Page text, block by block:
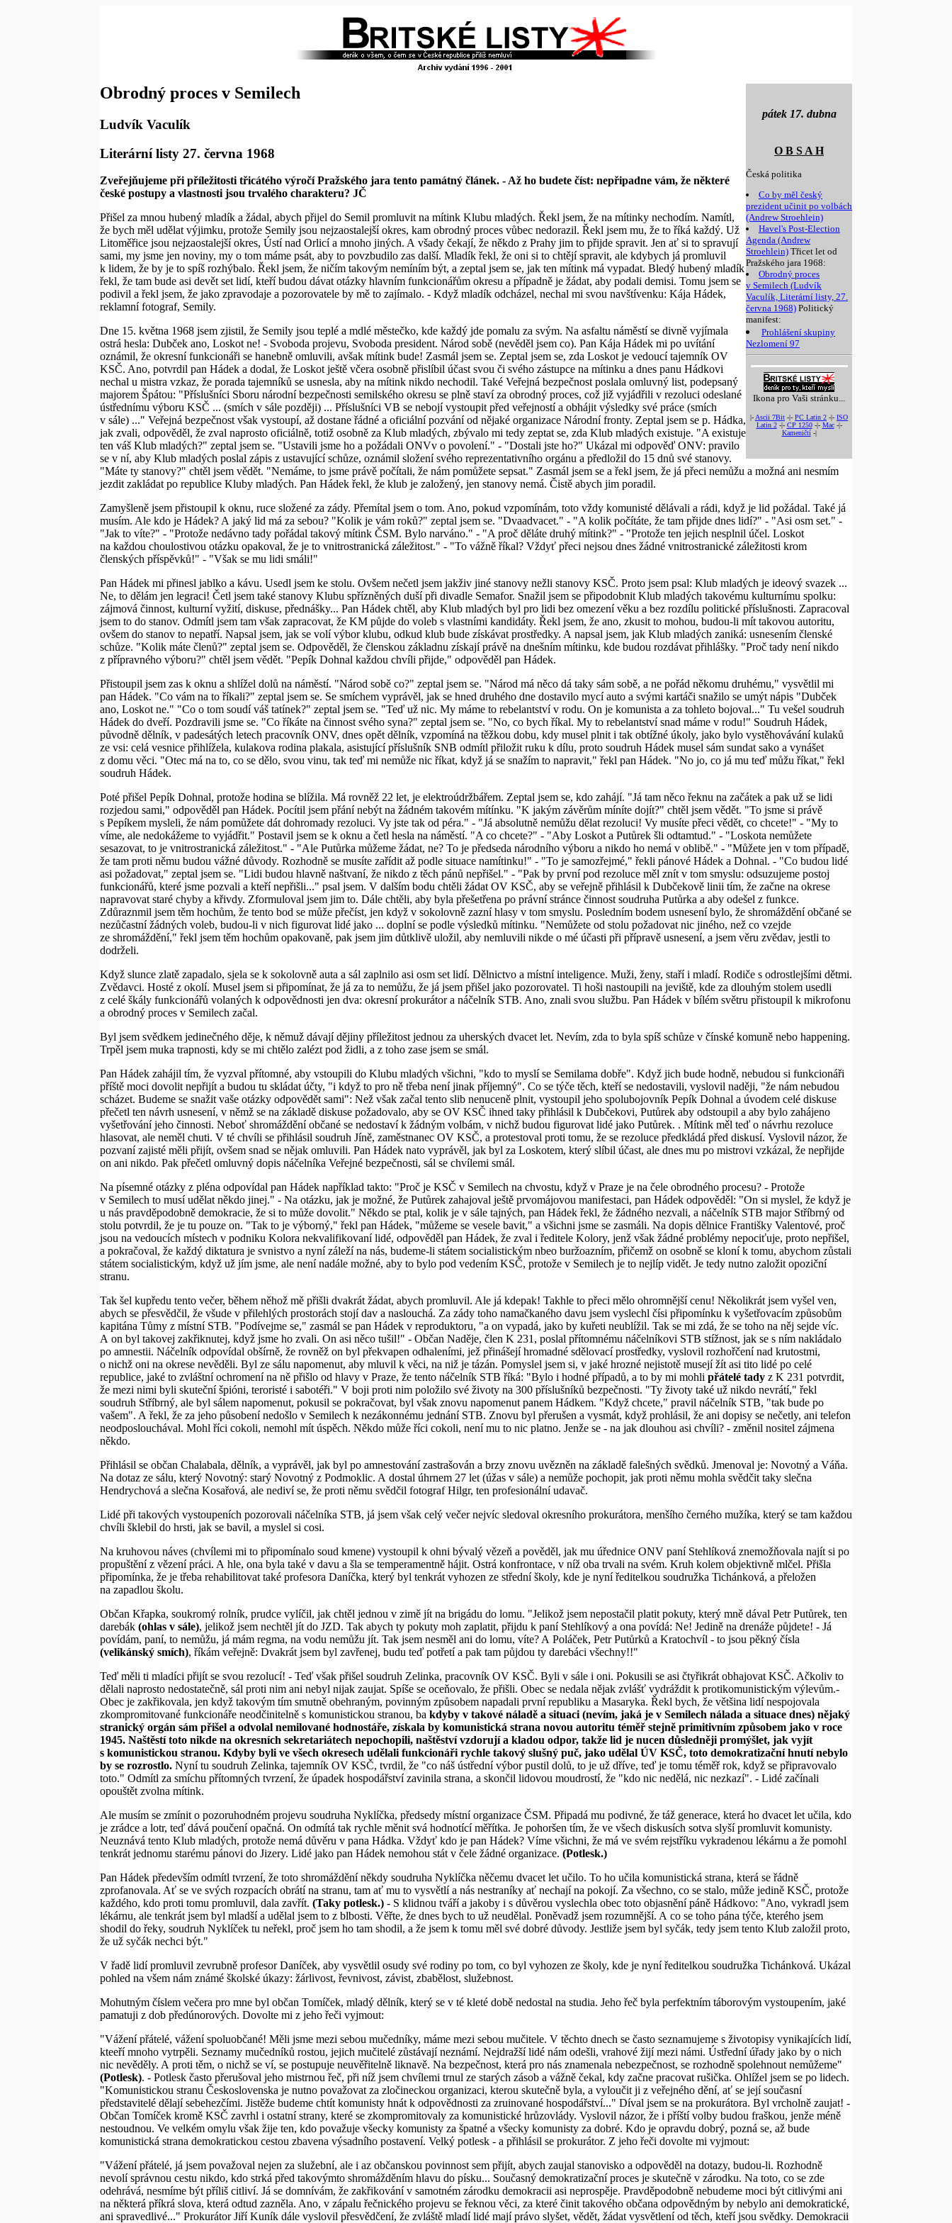
pátek 17. dubna
O B S A H
Česká politika
Co by měl český
prezident učinit po volbách
(Andrew Stroehlein)
Havel's Post-Election
Agenda (Andrew
Stroehlein) Třicet let od
Pražského jara 1968:
Obrodný proces
v Semilech (Ludvík
Vaculík, Literární listy, 27.
června 1968) Politický
manifest:
Prohlášení skupiny
Nezlomení 97
Ikona pro Vaši stránku...
|- Ascii 7Bit -|- PC Latin 2 -|- ISO
Latin 2-|- CP 1250-|- Mac-|-
Kameničtí-|
Obrodný proces v Semilech
Ludvík Vaculík
Literární listy 27. června 1968
Zveřejňujeme při příležitosti třicátého výročí Pražského jara tento památný článek. - Až ho budete číst: nepřipadne vám, že některé
české postupy a vlastnosti jsou trvalého charakteru? JČ
Přišel za mnou hubený mladík a žádal, abych přijel do Semil promluvit na mítink Klubu mladých. Řekl jsem, že na mítinky nechodím. Namítl,
že bych měl udělat výjimku, protože Semily jsou nejzaostalejší okres, kam obrodný proces vůbec nedorazil. Řekl jsem mu, že to říká každý. Už
Litoměřice jsou nejzaostalejší okres, Ústí nad Orlicí a mnoho jiných. A všady čekají, že někdo z Prahy jim to přijde spravit. Jen ať si to spravují
sami, my jsme jen noviny, my o tom máme psát, aby to povzbudilo zas další. Mladík řekl, že oni si to chtějí spravit, ale kdybych já promluvil
k lidem, že by je to spíš rozhýbalo. Řekl jsem, že ničím takovým nemíním být, a zeptal jsem se, jak ten mítink má vypadat. Bledý hubený mladík
řekl, že tam bude asi devět set lidí, kteří budou dávat otázky hlavním funkcionářům okresu a případně je žádat, aby podali demisi. Tomu jsem se
podivil a řekl jsem, že jako zpravodaje a pozorovatele by mě to zajímalo. - Když mladík odcházel, nechal mi svou navštívenku: Kája Hádek,
reklamní fotograf, Semily.
Dne 15. května 1968 jsem zjistil, že Semily jsou teplé a mdlé městečko, kde každý jde pomalu za svým. Na asfaltu náměstí se divně vyjímala
ostrá hesla: Dubček ano, Loskot ne! - Svoboda projevu, Svoboda president. Národ sobě (nevěděl jsem co). Pan Kája Hádek mi po uvítání
oznámil, že okresní funkcionáři se hanebně omluvili, avšak mítink bude! Zasmál jsem se. Zeptal jsem se, zda Loskot je vedoucí tajemník OV
KSČ. Ano, potvrdil pan Hádek a dodal, že Loskot ještě včera osobně přislíbil účast svou či svého zástupce na mítinku a dnes panu Hádkovi
nechal u mistra vzkaz, že porada tajemníků se usnesla, aby na mítink nikdo nechodil. Také Veřejná bezpečnost poslala omluvný list, podepsaný
majorem Špátou: "Příslušníci Sboru národní bezpečnosti semilského okresu se plně staví za obrodný proces, což již vyjádřili v rezoluci odeslané
ústřednímu výboru KSČ ... (smích v sále později) ... Příslušníci VB se nebojí vystoupit před veřejností a obhájit výsledky své práce (smích
v sále) ..." Veřejná bezpečnost však vystoupí, až dostane řádné a oficiální pozvání od nějaké organizace Národní fronty. Zeptal jsem se p. Hádka,
jak zvali, odpověděl, že zval naprosto oficiálně, totiž osobně za Klub mladých, zbývalo mi tedy zeptat se, zda Klub mladých existuje. "A existuje
ten váš Klub mladých?" zeptal jsem se. "Ustavili jsme ho a požádali ONVv o povolení." - "Dostali jste ho?" Ukázal mi odpověď ONV: pravilo
se v ní, aby Klub mladých poslal zápis z ustavující schůze, oznámil složení svého reprezentativního orgánu a předložil do 15 dnů své stanovy.
"Máte ty stanovy?" chtěl jsem vědět. "Nemáme, to jsme právě počítali, že nám pomůžete sepsat." Zasmál jsem se a řekl jsem, že já přeci nemůžu a možná ani nesmím
jezdit zakládat po republice Kluby mladých. Pan Hádek řekl, že klub je založený, jen stanovy nemá. Čistě abych jim poradil.
Zamyšleně jsem přistoupil k oknu, ruce složené za zády. Přemítal jsem o tom. Ano, pokud vzpomínám, toto vždy komunisté dělávali a rádi, když je lid požádal. Také já
musím. Ale kdo je Hádek? A jaký lid má za sebou? "Kolik je vám roků?" zeptal jsem se. "Dvaadvacet." - "A kolik počítáte, že tam přijde dnes lidí?" - "Asi osm set." -
"Jak to víte?" - "Protože nedávno tady pořádal takový mítink ČSM. Bylo narváno." - "A proč děláte druhý mítink?" - "Protože ten jejich nesplnil účel. Loskot
na každou choulostivou otázku opakoval, že je to vnitrostranická záležitost." - "To vážně říkal? Vždyť přeci nejsou dnes žádné vnitrostranické záležitosti krom
členských příspěvků!" - "Však se mu lidi smáli!"
Pan Hádek mi přinesl jablko a kávu. Usedl jsem ke stolu. Ovšem nečetl jsem jakživ jiné stanovy nežli stanovy KSČ. Proto jsem psal: Klub mladých je ideový svazek ...
Ne, to dělám jen legraci! Četl jsem také stanovy Klubu spřízněných duší při divadle Semafor. Snažil jsem se připodobnit Klub mladých takovému kulturnímu spolku:
zájmová činnost, kulturní vyžití, diskuse, přednášky... Pan Hádek chtěl, aby Klub mladých byl pro lidi bez omezení věku a bez rozdílu politické příslušnosti. Zapracoval
jsem to do stanov. Odmítl jsem tam však zapracovat, že KM půjde do voleb s vlastními kandidáty. Řekl jsem, že ano, zkusit to mohou, budou-li mít takovou autoritu,
ovšem do stanov to nepatří. Napsal jsem, jak se volí výbor klubu, odkud klub bude získávat prostředky. A napsal jsem, jak Klub mladých zaniká: usnesením členské
schůze. "Kolik máte členů?" zeptal jsem se. Odpověděl, že členskou základnu získají právě na dnešním mítinku, kde budou rozdávat přihlášky. "Proč tady není nikdo
z přípravného výboru?" chtěl jsem vědět. "Pepík Dohnal každou chvíli přijde," odpověděl pan Hádek.
Přistoupil jsem zas k oknu a shlížel dolů na náměstí. "Národ sobě co?" zeptal jsem se. "Národ má něco dá taky sám sobě, a ne pořád někomu druhému," vysvětlil mi
pan Hádek. "Co vám na to říkali?" zeptal jsem se. Se smíchem vyprávěl, jak se hned druhého dne dostavilo mycí auto a svými kartáči snažilo se umýt nápis "Dubček
ano, Loskot ne." "Co o tom soudí váš tatínek?" zeptal jsem se. "Teď už nic. My máme to rebelantství v rodu. On je komunista a za tohleto bojoval..." Tu vešel soudruh
Hádek do dveří. Pozdravili jsme se. "Co říkáte na činnost svého syna?" zeptal jsem se. "No, co bych říkal. My to rebelantství snad máme v rodu!" Soudruh Hádek,
původně dělník, v padesátých letech pracovník ONV, dnes opět dělník, vzpomíná na těžkou dobu, kdy musel plnit i tak obtížné úkoly, jako bylo vystěhovávání kulaků
ze vsi: celá vesnice přihlížela, kulakova rodina plakala, asistující příslušník SNB odmítl přiložit ruku k dílu, proto soudruh Hádek musel sám sundat sako a vynášet
z domu věci. "Otec má na to, co se dělo, svou vinu, tak teď mi nemůže nic říkat, když já se snažím to napravit," řekl pan Hádek. "No jo, co já mu teď můžu říkat," řekl
soudruh Hádek.
Poté přišel Pepík Dohnal, protože hodina se blížila. Má rovněž 22 let, je elektroúdržbářem. Zeptal jsem se, kdo zahájí. "Já tam něco řeknu na začátek a pak už se lidi
rozjedou sami," odpověděl pan Hádek. Pocítil jsem přání nebýt na žádném takovém mítínku. "K jakým závěrům míníte dojít?" chtěl jsem vědět. "To jsme si právě
s Pepíkem mysleli, že nám pomůžete dát dohromady rezoluci. Vy jste tak od péra." - "Já absolutně nemůžu dělat rezoluci! Vy musíte přeci vědět, co chcete!" - "My to
víme, ale nedokážeme to vyjádřit." Postavil jsem se k oknu a četl hesla na náměstí. "A co chcete?" - "Aby Loskot a Putůrek šli odtamtud." - "Loskota nemůžete
sesazovat, to je vnitrostranická záležitost." - "Ale Putůrka můžeme žádat, ne? To je předseda národního výboru a nikdo ho nemá v oblibě." - "Můžete jen v tom případě,
že tam proti němu budou vážné důvody. Rozhodně se musíte zařídit až podle situace namítinku!" - "To je samozřejmé," řekli pánové Hádek a Dohnal. - "Co budou lidé
asi požadovat," zeptal jsem se. "Lidi budou hlavně naštvaní, že nikdo z těch pánů nepřišel." - "Pak by první pod rezoluce měl znít v tom smyslu: odsuzujeme postoj
funkcionářů, které jsme pozvali a kteří nepřišli..." psal jsem. V dalším bodu chtěli žádat OV KSČ, aby se veřejně přihlásil k Dubčekově linii tím, že začne na okrese
napravovat staré chyby a křivdy. Zformuloval jsem jim to. Dále chtěli, aby byla přešetřena po právní stránce činnost soudruha Putůrka a aby odešel z funkce.
Zdůraznmil jsem těm hochům, že tento bod se může přečíst, jen když v sokolovně zazní hlasy v tom smyslu. Posledním bodem usnesení bylo, že shromáždění občané se
nezůčastní žádných voleb, budou-li v nich figurovat lidé jako ... doplní se podle výsledků mítinku. "Nemůžete od stolu požadovat nic jiného, než co vzejde
ze shromáždění," řekl jsem těm hochům opakovaně, pak jsem jim důtklivě uložil, aby nemluvili nikde o mé účasti při přípravě usnesení, a jsem věru zvědav, jestli to
dodrželi.
Když slunce zlatě zapadalo, sjela se k sokolovně auta a sál zaplnilo asi osm set lidí. Dělnictvo a místní inteligence. Muži, ženy, staří i mladí. Rodiče s odrostlejšími dětmi.
Zvědavci. Hosté z okolí. Musel jsem si připomínat, že já za to nemůžu, že já jsem přišel jako pozorovatel. Ti hoši nastoupili na jeviště, kde za dlouhým stolem usedli
z celé škály funkcionářů volaných k odpovědnosti jen dva: okresní prokurátor a náčelník STB. Ano, znali svou službu. Pan Hádek v bílém světru přistoupil k mikrofonu
a obrodný proces v Semilech začal.
Byl jsem svědkem jedinečného děje, k němuž dávají dějiny příležitost jednou za uherských dvacet let. Nevím, zda to byla spíš schůze v čínské komuně nebo happening.
Trpěl jsem muka trapnosti, kdy se mi chtělo zalézt pod židli, a z toho zase jsem se smál.
Pan Hádek zahájil tím, že vyzval přítomné, aby vstoupili do Klubu mladých všichni, "kdo to myslí se Semilama dobře". Když jich bude hodně, nebudou si funkcionáři
příště moci dovolit nepřijít a budou tu skládat účty, "i když to pro ně třeba není jinak příjemný". Co se týče těch, kteří se nedostavili, vyslovil naději, "že nám nebudou
scházet. Budeme se snažit vaše otázky odpovědět sami": Než však začal tento slib nenuceně plnit, vystoupil jeho spolubojovník Pepík Dohnal a úvodem celé diskuse
přečetl ten návrh usnesení, v němž se na základě diskuse požadovalo, aby se OV KSČ ihned taky přihlásil k Dubčekovi, Putůrek aby odstoupil a aby bylo zahájeno
vyšetřování jeho činnosti. Neboť shromáždění občané se nedostaví k žádným volbám, v nichž budou figurovat lidé jako Putůrek. . Mítink měl teď o návrhu rezoluce
hlasovat, ale neměl chuti. V té chvíli se přihlásil soudruh Jíně, zaměstnanec OV KSČ, a protestoval proti tomu, že se rezoluce předkládá před diskusí. Vyslovil názor, že
pozvaní zajisté měli přijít, ovšem snad se nějak omluvili. Pan Hádek nato vyprávěl, jak byl za Loskotem, který slíbil účast, ale dnes mu po mistrovi vzkázal, že nepřijde
on ani nikdo. Pak přečetl omluvný dopis náčelníka Veřejné bezpečnosti, sál se chvílemi smál.
Na písemné otázky z pléna odpovídal pan Hádek například takto: "Proč je KSČ v Semilech na chvostu, když v Praze je na čele obrodného procesu? - Protože
v Semilech to musí udělat někdo jinej." - Na otázku, jak je možné, že Putůrek zahajoval ještě prvomájovou manifestaci, pan Hádek odpověděl: "On si myslel, že když je
u nás pravděpodobně demokracie, že si to může dovolit." Někdo se ptal, kolik je v sále tajných, pan Hádek řekl, že žádného nezvali, a náčelník STB major Stříbrný od
stolu potvrdil, že je tu pouze on. "Tak to je výborný," řekl pan Hádek, "můžeme se vesele bavit," a všichni jsme se zasmáli. Na dopis dělnice Františky Valentové, proč
jsou na vedoucích místech v podniku Kolora nekvalifikovaní lidé, odpověděl pan Hádek, že zval i ředitele Kolory, jenž však žádné problémy nepociťuje, proto nepřišel,
a pokračoval, že každý diktatura je svnistvo a nyní záleží na nás, budeme-li státem socialistickým nbeo buržoazním, přičemž on osobně se kloní k tomu, abychom zůstali
státem socialistickým, když už jím jsme, ale není nadále možné, aby to bylo pod vedením KSČ, protože v Semilech je to nejlíp vidět. Je tedy nutno založit opoziční
stranu.
Tak šel kupředu tento večer, během něhož mě přišli dvakrát žádat, abych promluvil. Ale já kdepak! Takhle to přeci mělo ohromnější cenu! Několikrát jsem vyšel ven,
abych se přesvědčil, že všude v přilehlých prostorách stojí dav a naslouchá. Za zády toho namačkaného davu jsem vyslechl čísi připomínku k vyšetřovacím způsobům
kapitána Tůmy z místní STB. "Podívejme se," zasmál se pan Hádek v reproduktoru, "a on vypadá, jako by kuřeti neublížil. Tak se mi zdá, že se toho na něj sejde víc.
A on byl takovej zakřiknutej, když jsme ho zvali. On asi něco tušil!" - Občan Naděje, člen K 231, poslal přítomnému náčelníkovi STB stížnost, jak se s ním nakládalo
po amnestii. Náčelník odpovídal obšírně, že rovněž on byl překvapen odhaleními, jež přinášejí hromadné sdělovací prostředky, vyslovil rozhořčení nad krutostmi,
o nichž oni na okrese nevěděli. Byl ze sálu napomenut, aby mluvil k věci, na niž je tázán. Pomyslel jsem si, v jaké hrozné nejistotě musejí žít asi tito lidé po celé
republice, jaké to zvláštní ochromení na ně přišlo od hlavy v Praze, že tento náčelník STB říká: "Bylo i hodné případů, a to by mi mohli přátelé tady z K 231 potvrdit,
že mezi nimi byli skuteční špióni, teroristé i sabotéři." V boji proti nim položilo své životy na 300 příslušníků bezpečnosti. "Ty životy také už nikdo nevrátí," řekl
soudruh Stříbrný, ale byl sálem napomenut, pokusil se pokračovat, byl však znovu napomenut panem Hádkem. "Když chcete," pravil náčelník STB, "tak bude po
vašem". A řekl, že za jeho působení nedošlo v Semilech k nezákonnému jednání STB. Znovu byl přerušen a vysmát, když prohlásil, že ani dopisy se nečetly, ani telefon
neodposlouchával. Mohl říci cokoli, nemohl mít úspěch. Někdo může říci cokoli, není mu to nic platno. Jenže se - na jak dlouhou asi chvíli? - změnil nositel zájmena
někdo.
Přihlásil se občan Chalabala, dělník, a vyprávěl, jak byl po amnestování zastrašován a brzy znovu uvězněn na základě falešných svědků. Jmenoval je: Novotný a Váňa.
Na dotaz ze sálu, který Novotný: starý Novotný z Podmoklic. A dostal úhrnem 27 let (úžas v sále) a nemůže pochopit, jak proti němu mohla svědčit taky slečna
Hendrychová a slečna Kosařová, ale nediví se, že proti němu svědčil fotograf Hilgr, ten profesionální udavač.
Lidé při takových vystoupeních pozorovali náčelníka STB, já jsem však celý večer nejvíc sledoval okresního prokurátora, menšího černého mužíka, který se tam každou
chvíli šklebil do hrsti, jak se bavil, a myslel si cosi.
Na kruhovou náves (chvílemi mi to připomínalo soud kmene) vystoupil k ohni bývalý vězeň a pověděl, jak mu úřednice ONV paní Stehlíková znemožňovala najít si po
propuštění z vězení práci. A hle, ona byla také v davu a šla se temperamentně hájit. Ostrá konfrontace, v níž oba trvali na svém. Kruh kolem objektivně mlčel. Přišla
připomínka, že je třeba rehabilitovat také profesora Daníčka, který byl tenkrát vyhozen ze střední školy, kde je nyní ředitelkou soudružka Tichánková, a přeložen
na zapadlou školu.
Občan Křapka, soukromý rolník, prudce vylíčil, jak chtěl jednou v zimě jít na brigádu do lomu. "Jelikož jsem nepostačil platit pokuty, který mně dával Petr Putůrek, ten
darebák (ohlas v sále), jelikož jsem nechtěl jít do JZD. Tak abych ty pokuty moh zaplatit, přijdu k paní Stehlíkový a ona povídá: Ne! Jedině na drenáže půjdete! - Já
povídám, paní, to nemůžu, já mám regma, na vodu nemůžu jít. Tak jsem nesměl ani do lomu, víte? A Poláček, Petr Putůrků a Kratochvíl - to jsou pěkný čísla
(velikánský smích), říkám veřejně: Dvakrát jsem byl zavřenej, budu teď potřetí a pak tam půjdou ty darebáci všechny!!"
Teď měli ti mladíci přijít se svou rezolucí! - Teď však přišel soudruh Zelinka, pracovník OV KSČ. Byli v sále i oni. Pokusili se asi čtyřikrát obhajovat KSČ. Ačkoliv to
dělali naprosto nedostatečně, sál proti nim ani nebyl nijak zaujat. Spíše se oceňovalo, že přišli. Obec se nedala nějak zvlášť vydráždit k protikomunistickým výlevům.-
Obec je zakřikovala, jen když takovým tím smutně obehraným, povinným způsobem napadali první republiku a Masaryka. Řekl bych, že většina lidí nespojovala
zkompromitované funkcionáře neodčinitelně s komunistickou stranou, ba kdyby v takové náladě a situaci (nevím, jaká je v Semilech nálada a situace dnes) nějaký
stranický orgán sám přišel a odvolal nemilované hodnostáře, získala by komunistická strana novou autoritu téměř stejně primitivním způsobem jako v roce
1945. Naštěstí toto nikde na okresních sekretariátech nepochopili, naštěství vzdorují a kladou odpor, takže lid je nucen důsledněji promýšlet, jak vyjít
s komunistickou stranou. Kdyby byli ve všech okresech udělali funkcionáři rychle takový slušný puč, jako udělal ÚV KSČ, toto demokratizační hnutí nebylo
by se rozrostlo. Nyní tu soudruh Zelinka, tajemník OV KSČ, tvrdil, že "co náš ústřední výbor pustil dolů, to je už dříve, teď je tomu téměř rok, když se připravovalo
toto." Odmítl za smíchu přítomných tvrzení, že úpadek hospodářství zavinila strana, a skončil lidovou moudrostí, že "kdo nic nedělá, nic nezkazí". - Lidé začínali
opouštět zvolna mítink.
Ale musím se zmínit o pozoruhodném projevu soudruha Nyklíčka, předsedy místní organizace ČSM. Připadá mu podivné, že táž generace, která ho dvacet let učila, kdo
je zrádce a lotr, teď dává poučení opačná. On odmítá tak rychle měnit svá hodnotící měřítka. Je pohoršen tím, že ve všech diskusích sotva slyší promluvit komunisty.
Neuznává tento Klub mladých, protože nemá důvěru v pana Hádka. Vždyť kdo je pan Hádek? Víme všichni, že má ve svém rejstříku vykradenou lékárnu a že pomohl
tenkrát jednomu starému pánovi do Jizery. Lidé jako pan Hádek nemohou stát v čele žádné organizace. (Potlesk.)
Pan Hádek především odmítl tvrzení, že toto shromáždění někdy soudruha Nyklíčka něčemu dvacet let učilo. To ho učila komunistická strana, která se řádně
zprofanovala. Ať se ve svých rozpacích obrátí na stranu, tam ať mu to vysvětlí a nás nestraníky ať nechají na pokojí. Za všechno, co se stalo, může jedině KSČ, protože
každého, kdo proti tomu promluvil, dala zavřít. (Taky potlesk.) - S klidnou tváří a jakoby i s důvěrou vyslechla obec toto objasnění páně Hádkovo: "Ano, vykradl jsem
lékárnu, ale tenkrát jsem byl mladší a udělal jsem to z blbosti. Věřte, že dnes bych to už neudělal. Poněvadž jsem rozumnější. A co se toho pána týče, kterého jsem
shodil do řeky, soudruh Nyklíček tu neřekl, proč jsem ho tam shodil, a že jsem k tomu měl své dobré důvody. Jestliže jsem byl syčák, tedy jsem tento Klub založil proto,
že už syčák nechci být."
V řadě lidí promluvil zevrubně profesor Daníček, aby vysvětlil osudy své rodiny po tom, co byl vyhozen ze školy, kde je nyní ředitelkou soudružka Tichánková. Ukázal
pohled na všem nám známé školské úkazy: žárlivost, řevnivost, závist, zbabělost, služebnost.
Mohutným číslem večera pro mne byl občan Tomíček, mladý dělník, který se v té kleté době nedostal na studia. Jeho řeč byla perfektním táborovým vystoupením, jaké
pamatuji z dob předúnorových. Dovolte mi z jeho řeči vyjmout:
"Vážení přátelé, vážení spoluobčané! Měli jsme mezi sebou mučedníky, máme mezi sebou mučitele. V těchto dnech se často seznamujeme s životopisy vynikajících lidí,
kteeří mnoho vytrpěli. Seznamy mučedníků rostou, jejich mučitelé zůstávají neznámí. Nejdražší lidé nám odešli, vrahové žijí mezi námi. Ústřední úřady jako by o nich
nic nevěděly. A proti těm, o nichž se ví, se postupuje neuvěřitelně liknavě. Na bezpečnost, která pro nás znamenala nebezpečnost, se rozhodně spolehnout nemůžeme"
(Potlesk). - Potlesk často přerušoval jeho mistrnou řeč, při níž jsem chvílemi trnul ze starých zásob a vážně čekal, kdy začne pracovat rušička. Ohlížel jsem se po lidech.
"Komunistickou stranu Československa je nutno považovat za zločineckou organizaci, kterou skutečně byla, a vyloučit ji z veřejného dění, ať se její současní
představitelé dělají sebehezčími. Jistěže budeme chtít komunisty hnát k odpovědnosti za zruinované hospodářství..." Díval jsem se na prokurátora. Byl vrcholně zaujat! -
Občan Tomíček kromě KSČ zavrhl i ostatní strany, které se zkompromitovaly za komunistické hrůzovlády. Vyslovil názor, že i příští volby budou fraškou, jenže méně
nestoudnou. Ve velkém omylu však žije ten, kdo považuje všecky komunisty za špatné a všecky komunisty za dobré. Kdo je opravdu dobrý, pozná se, až bude
komunistická strana demokratickou cestou zbavena výsadního postavení. Velký potlesk - a přihlásil se prokurátor. Z jeho řeči dovolte mi vyjmout:
"Vážení přátelé, já jsem považoval nejen za služební, ale i az občanskou povinnost sem přijít, abych zaujal stanovisko a odpověděl na dotazy, budou-li. Rozhodně
nevolí správnou cestu nikdo, kdo strká před takovýmto shromážděním hlavu do písku... Současný demokratizační proces je skutečně v zárodku. Na toto, co se zde
odehrává, nesmíme být příliš citliví. Já se domnívám, že zakřikování v samotném zárodku demokracii asi neprospěje. Pravděpodobně nebudeme moci být citlivými ani
na některá příkrá slova, která odtud zazněla. Ano, v zápalu řečnického projevu se řeknou věci, za které činit takového občana odpovědným by nebylo ani demokratické,
ani spravedlivé..." Prokurátor Jiří Kuník dále vyslovil přesvědčení, že zvláště mladí lidé mají právo slyšet, vědět, žádat vysvětlení od těch, kteří jsou svědky. Demokracii